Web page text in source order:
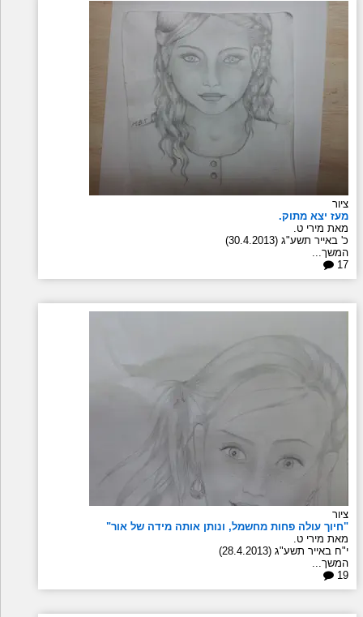
ציור
מעז יצא מתוק.
מאת מירי ט.
כ' באייר תשע"ג (30.4.2013)
המשך...
17
ציור
"חיוך עולה פחות מחשמל, ונותן אותה מידה של אור"
מאת מירי ט.
י"ח באייר תשע"ג (28.4.2013)
המשך...
19